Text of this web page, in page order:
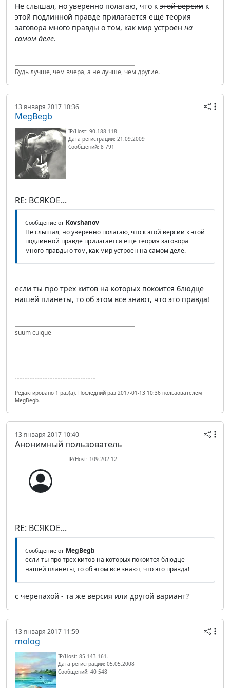
Не слышал, но уверенно полагаю, что к этой версии к
этой подлинной правде прилагается ещё теория
заговора много правды о том, как мир устроен на
самом деле.
Будь лучше, чем вчера, а не лучше, чем другие.
13 января 2017 10:36
MegBegb
IP/Host: 90.188.118.---
Дата регистрации: 21.09.2009
Сообщений: 8 791
RE: ВСЯКОЕ...
Сообщение от Kovshanov
Не слышал, но уверенно полагаю, что к этой версии к этой
подлинной правде прилагается ещё теория заговора
много правды о том, как мир устроен на самом деле.
если ты про трех китов на которых покоится блюдце
нашей планеты, то об этом все знают, что это правда!
suum cuique
Редактировано 1 раз(а). Последний раз 2017-01-13 10:36 пользователем
MegBegb.
13 января 2017 10:40
Анонимный пользователь
IP/Host: 109.202.12.---
RE: ВСЯКОЕ...
Сообщение от MegBegb
если ты про трех китов на которых покоится блюдце
нашей планеты, то об этом все знают, что это правда!
с черепахой - та же версия или другой вариант?
13 января 2017 11:59
molog
IP/Host: 85.143.161.---
Дата регистрации: 05.05.2008
Сообщений: 40 548